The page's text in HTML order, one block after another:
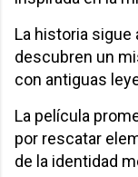
La historia sigue
descubren un
con antiguas
La película
por rescatar
de la identidad